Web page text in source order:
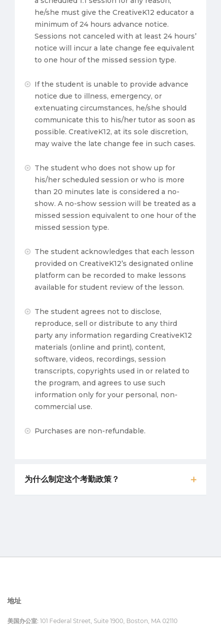
he/she must give the CreativeK12 educator a
minimum of 24 hours advance notice.
Sessions not canceled with at least 24 hours’
notice will incur a late change fee equivalent
to one hour of the missed session type.
If the student is unable to provide advance
notice due to illness, emergency, or
extenuating circumstances, he/she should
communicate this to his/her tutor as soon as
possible. CreativeK12, at its sole discretion,
may waive the late change fee in such cases.
The student who does not show up for
his/her scheduled session or who is more
than 20 minutes late is considered a no-
show. A no-show session will be treated as a
missed session equivalent to one hour of the
missed session type.
The student acknowledges that each lesson
provided on CreativeK12’s designated online
platform can be recorded to make lessons
available for student review of the lesson.
The student agrees not to disclose,
reproduce, sell or distribute to any third
party any information regarding CreativeK12
materials (online and print), content,
software, videos, recordings, session
transcripts, copyrights used in or related to
the program, and agrees to use such
information only for your personal, non-
commercial use.
Purchases are non-refundable.
为什么制定这个考勤政策？
地址
美国办公室: 101 Federal Street, Suite 1900, Boston, MA 02110